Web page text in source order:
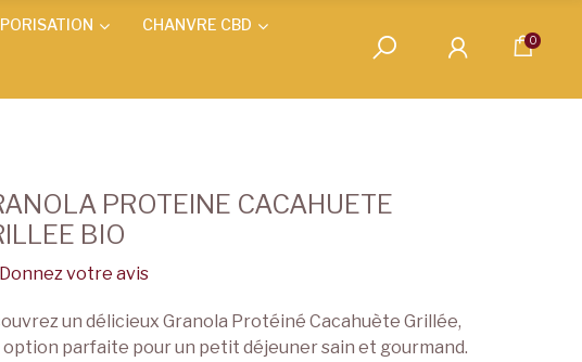
CHANVRE CBD
0
PROTEINE CACAHUETE
BIO
Donnez votre avis
un délicieux Granola Protéiné Cacahuète Grillée,
option parfaite pour un petit déjeuner sain et gourmand.